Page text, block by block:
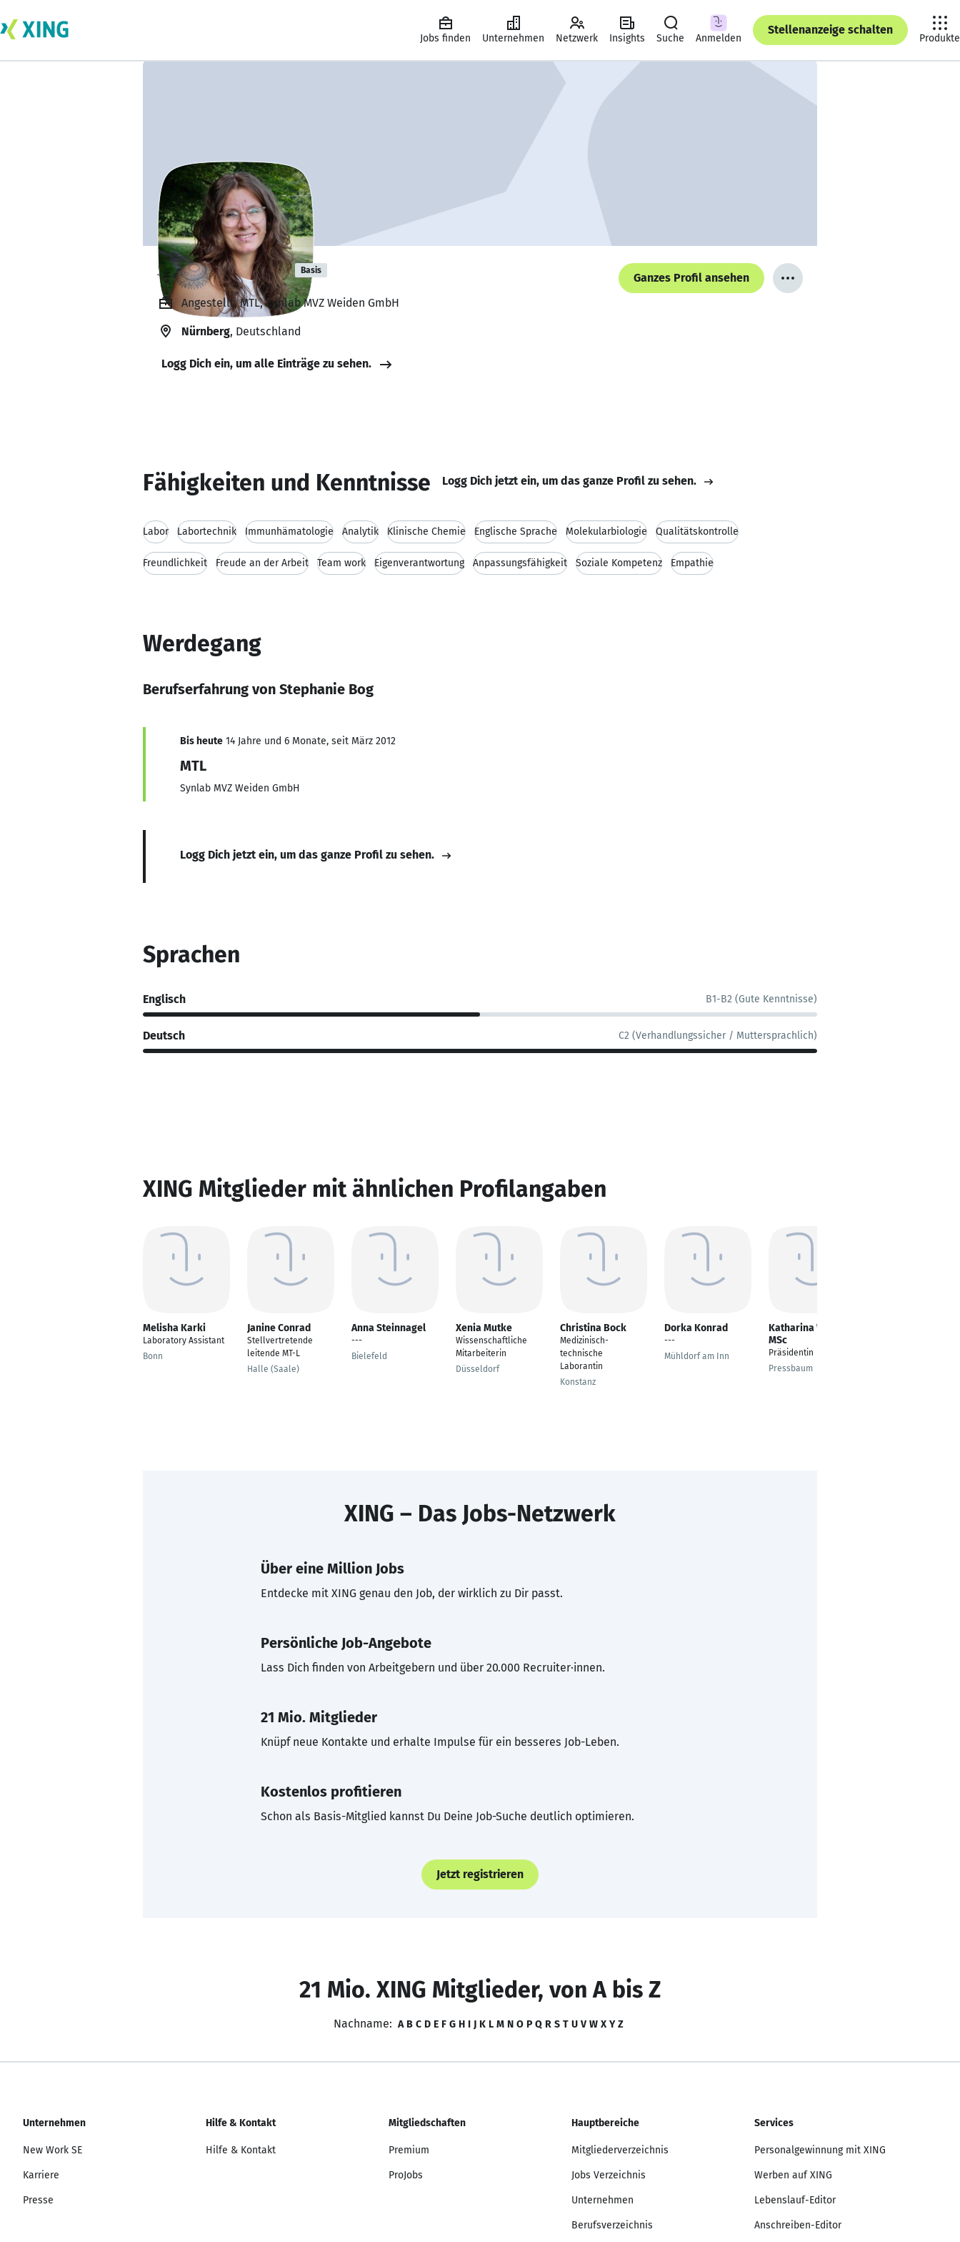
Jobs finden Unternehmen Netzwerk Insights Suche Anmelden
Stellenanzeige schalten
Produkte
Stephanie Bog Basis
Ganzes Profil ansehen
Angestellt, MTL, Synlab MVZ Weiden GmbH
Nürnberg, Deutschland
Logg Dich ein, um alle Einträge zu sehen.
Fähigkeiten und Kenntnisse Logg Dich jetzt ein, um das ganze Profil zu sehen.
Labor Labortechnik Immunhämatologie Analytik Klinische Chemie Englische Sprache Molekularbiologie Qualitätskontrolle
Freundlichkeit Freude an der Arbeit Team work Eigenverantwortung Anpassungsfähigkeit Soziale Kompetenz Empathie
Werdegang
Berufserfahrung von Stephanie Bog
Bis heute 14 Jahre und 6 Monate, seit März 2012
MTL
Synlab MVZ Weiden GmbH
Logg Dich jetzt ein, um das ganze Profil zu sehen.
Sprachen
Englisch B1-B2 (Gute Kenntnisse)
Deutsch C2 (Verhandlungssicher / Muttersprachlich)
XING Mitglieder mit ähnlichen Profilangaben
Melisha Karki
Laboratory Assistant
Bonn
Janine Conrad
Stellvertretende
leitende MT-L
Halle (Saale)
Anna Steinnagel
---
Bielefeld
Xenia Mutke
Wissenschaftliche
Mitarbeiterin
Düsseldorf
Christina Bock
Medizinisch-
technische
Laborantin
Konstanz
Dorka Konrad
---
Mühldorf am Inn
Katharina Wagner
MSc
Präsidentin
Pressbaum
XING – Das Jobs-Netzwerk
Über eine Million Jobs
Entdecke mit XING genau den Job, der wirklich zu Dir passt.
Persönliche Job-Angebote
Lass Dich finden von Arbeitgebern und über 20.000 Recruiter·innen.
21 Mio. Mitglieder
Knüpf neue Kontakte und erhalte Impulse für ein besseres Job-Leben.
Kostenlos profitieren
Schon als Basis-Mitglied kannst Du Deine Job-Suche deutlich optimieren.
Jetzt registrieren
21 Mio. XING Mitglieder, von A bis Z
Nachname: A B C D E F G H I J K L M N O P Q R S T U V W X Y Z
Unternehmen
New Work SE
Karriere
Presse
Hilfe & Kontakt
Hilfe & Kontakt
Mitgliedschaften
Premium
ProJobs
Hauptbereiche
Mitgliederverzeichnis
Jobs Verzeichnis
Unternehmen
Berufsverzeichnis
Services
Personalgewinnung mit XING
Werben auf XING
Lebenslauf-Editor
Anschreiben-Editor